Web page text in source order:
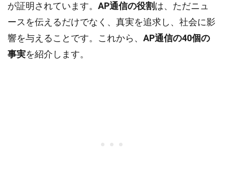
が証明されています。 AP通信の役割は、ただニュ
ースを伝えるだけでなく、真実を追求し、社会に影
響を与えることです。これから、 AP通信の40個の
事実を紹介します。